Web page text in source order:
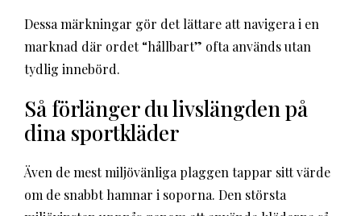
Dessa märkningar gör det lättare att navigera i en
marknad där ordet “hållbart” ofta används utan
tydlig innebörd.
Så förlänger du livslängden på
dina sportkläder
Även de mest miljövänliga plaggen tappar sitt värde
om de snabbt hamnar i soporna. Den största